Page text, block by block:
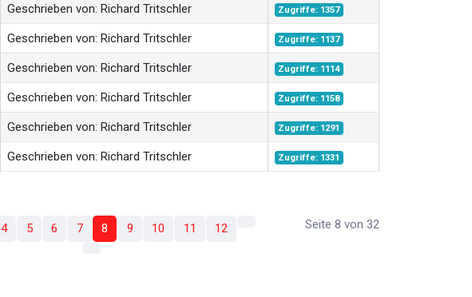
Geschrieben von: Richard Tritschler Zugriffe: 1357
Geschrieben von: Richard Tritschler Zugriffe: 1137
Geschrieben von: Richard Tritschler Zugriffe: 1114
Geschrieben von: Richard Tritschler Zugriffe: 1158
Geschrieben von: Richard Tritschler Zugriffe: 1291
Geschrieben von: Richard Tritschler Zugriffe: 1331
4 5 6 7 8 9 10 11 12 Seite 8 von 32